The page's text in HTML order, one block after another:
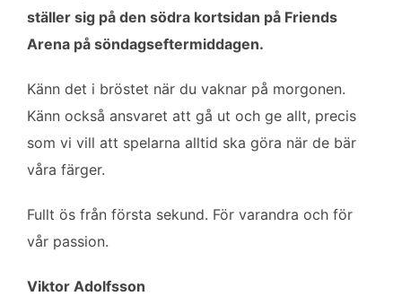
ställer sig på den södra kortsidan på Friends
Arena på söndagseftermiddagen.
Känn det i bröstet när du vaknar på morgonen.
Känn också ansvaret att gå ut och ge allt, precis
som vi vill att spelarna alltid ska göra när de bär
våra färger.
Fullt ös från första sekund. För varandra och för
vår passion.
Viktor Adolfsson